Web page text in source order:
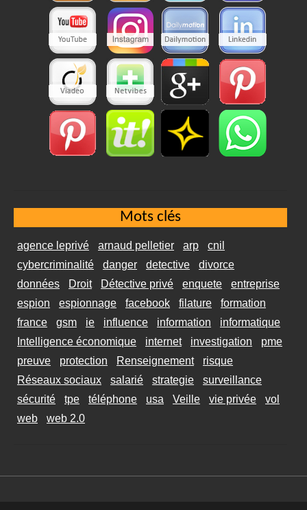
Mots clés
agence leprivé arnaud pelletier arp
cnil
cybercriminalité
danger detective
divorce
données
Droit Détective privé enquete
entreprise
espion
espionnage facebook filature
formation
france
gsm ie influence information
informatique
Intelligence économique
internet investigation
pme
preuve
protection Renseignement
risque
Réseaux sociaux
salarié strategie
surveillance
sécurité
tpe téléphone usa Veille vie privée
vol
web
web 2.0